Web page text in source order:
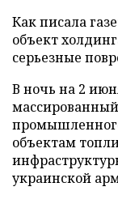
Как писала
объект
серьезные
В ночь на 2
объектам
украинской